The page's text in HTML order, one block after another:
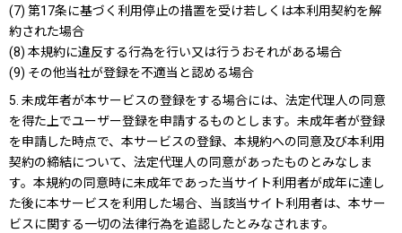
(7) 第17条に基づく利用停止の措置を受け若しくは本利用契約を解
約された場合
(8) 本規約に違反する行為を行い又は行うおそれがある場合
(9) その他当社が登録を不適当と認める場合
5. 未成年者が本サービスの登録をする場合には、法定代理人の同意
を得た上でユーザー登録を申請するものとします。未成年者が登録
を申請した時点で、本サービスの登録、本規約への同意及び本利用
契約の締結について、法定代理人の同意があったものとみなしま
す。本規約の同意時に未成年であった当サイト利用者が成年に達し
た後に本サービスを利用した場合、当該当サイト利用者は、本サー
ビスに関する一切の法律行為を追認したとみなされます。